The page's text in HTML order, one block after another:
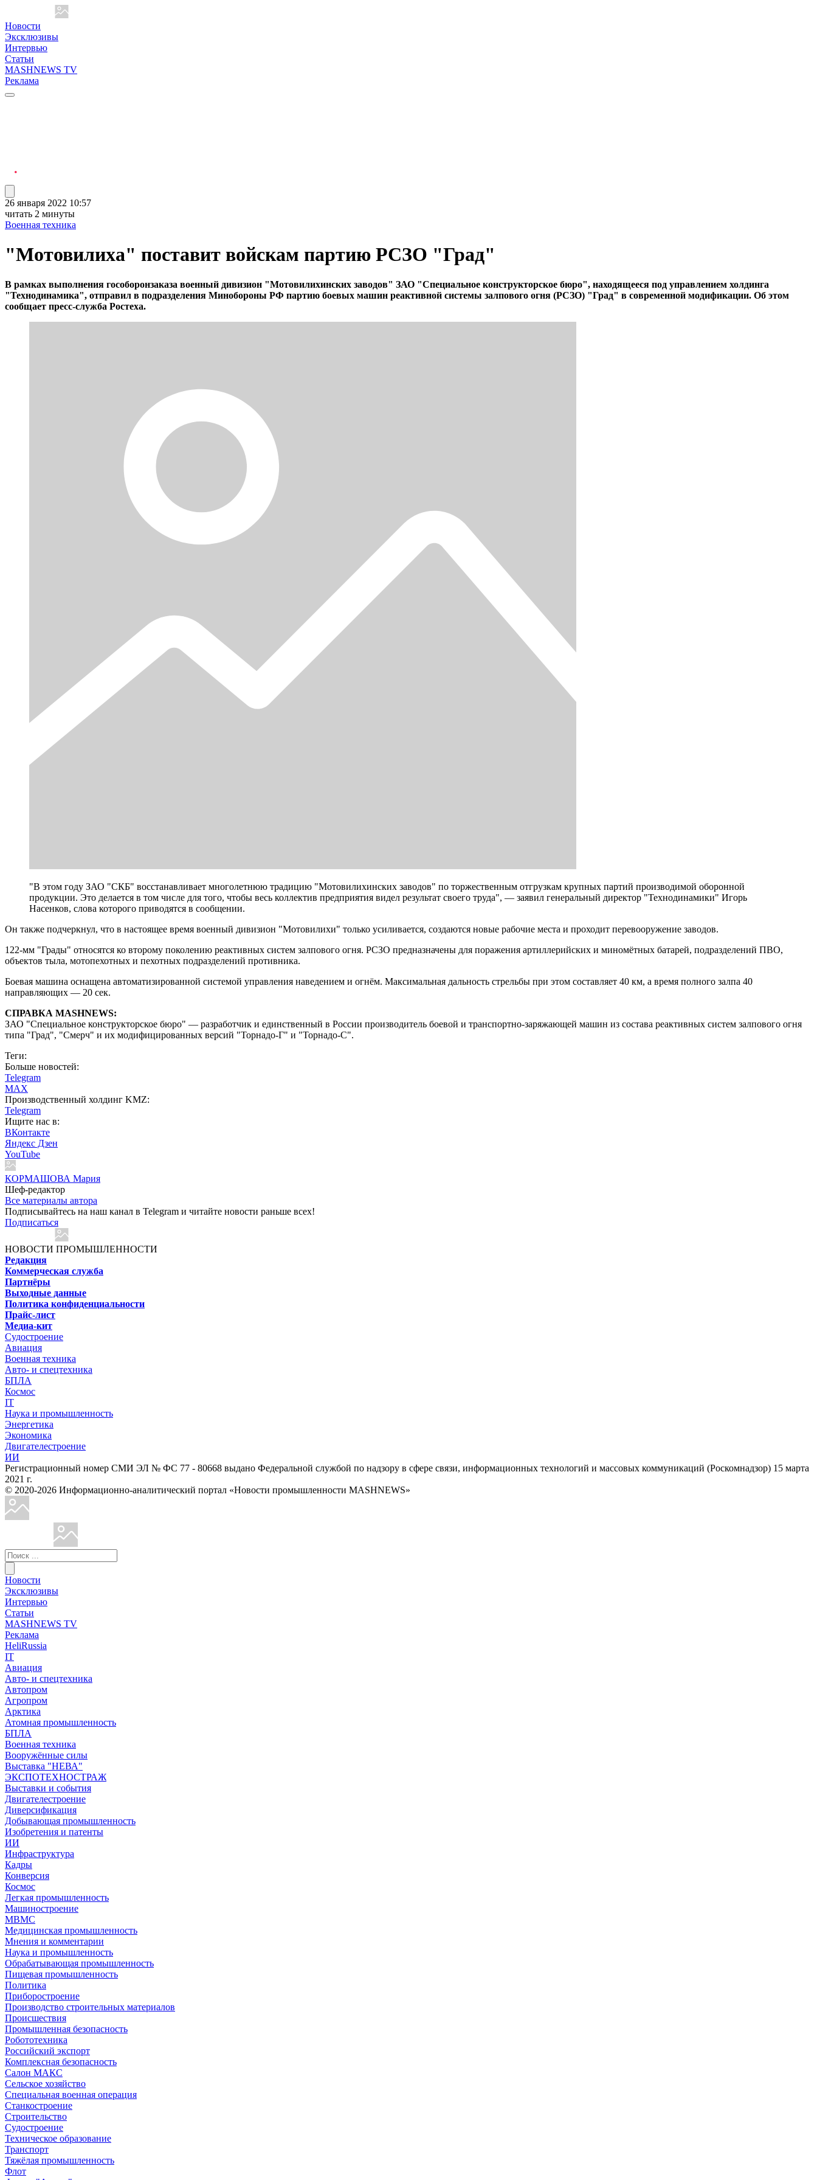
Новости
Эксклюзивы
Интервью
Статьи
MASHNEWS TV
Реклама
26 января 2022 10:57
читать 2 минуты
Военная техника
"Мотовилиха" поставит войскам партию РСЗО "Град"
В рамках выполнения гособоронзаказа военный дивизион "Мотовилихинских заводов" ЗАО "Специальное конструкторское бюро", находящееся под управлением холдинга
"Технодинамика", отправил в подразделения Минобороны РФ партию боевых машин реактивной системы залпового огня (РСЗО) "Град" в современной модификации. Об этом
сообщает пресс-служба Ростеха.
"В этом году ЗАО "СКБ" восстанавливает многолетнюю традицию "Мотовилихинских заводов" по торжественным отгрузкам крупных партий производимой оборонной
продукции. Это делается в том числе для того, чтобы весь коллектив предприятия видел результат своего труда", — заявил генеральный директор "Технодинамики" Игорь
Насенков, слова которого приводятся в сообщении.
Он также подчеркнул, что в настоящее время военный дивизион "Мотовилихи" только усиливается, создаются новые рабочие места и проходит перевооружение заводов.
122-мм "Грады" относятся ко второму поколению реактивных систем залпового огня. РСЗО предназначены для поражения артиллерийских и миномётных батарей, подразделений ПВО,
объектов тыла, мотопехотных и пехотных подразделений противника.
Боевая машина оснащена автоматизированной системой управления наведением и огнём. Максимальная дальность стрельбы при этом составляет 40 км, а время полного залпа 40
направляющих — 20 сек.
СПРАВКА MASHNEWS:
ЗАО "Специальное конструкторское бюро" — разработчик и единственный в России производитель боевой и транспортно-заряжающей машин из состава реактивных систем залпового огня
типа "Град", "Смерч" и их модифицированных версий "Торнадо-Г" и "Торнадо-С".
Теги:
Больше новостей:
Telegram
MAX
Производственный холдинг KMZ:
Telegram
Ищите нас в:
ВКонтакте
Яндекс Дзен
YouTube
КОРМАШОВА Мария
Шеф-редактор
Все материалы автора
Подписывайтесь на наш канал в Telegram и читайте новости раньше всех!
Подписаться
НОВОСТИ ПРОМЫШЛЕННОСТИ
Редакция
Коммерческая служба
Партнёры
Выходные данные
Политика конфиденциальности
Прайс-лист
Медиа-кит
Судостроение
Авиация
Военная техника
Авто- и спецтехника
БПЛА
Космос
IT
Наука и промышленность
Энергетика
Экономика
Двигателестроение
ИИ
Регистрационный номер СМИ ЭЛ № ФС 77 - 80668 выдано Федеральной службой по надзору в сфере связи, информационных технологий и массовых коммуникаций (Роскомнадзор) 15 марта
2021 г.
© 2020-2026 Информационно-аналитический портал «Новости промышленности MASHNEWS»
Новости
Эксклюзивы
Интервью
Статьи
MASHNEWS TV
Реклама
HeliRussia
IT
Авиация
Авто- и спецтехника
Автопром
Агропром
Арктика
Атомная промышленность
БПЛА
Военная техника
Вооружённые силы
Выставка "НЕВА"
ЭКСПОТЕХНОСТРАЖ
Выставки и события
Двигателестроение
Диверсификация
Добывающая промышленность
Изобретения и патенты
ИИ
Инфраструктура
Кадры
Конверсия
Космос
Легкая промышленность
Машиностроение
МВМС
Медицинская промышленность
Мнения и комментарии
Наука и промышленность
Обрабатывающая промышленность
Пищевая промышленность
Политика
Приборостроение
Производство строительных материалов
Происшествия
Промышленная безопасность
Робототехника
Российский экспорт
Комплексная безопасность
Салон МАКС
Сельское хозяйство
Специальная военная операция
Станкостроение
Строительство
Судостроение
Техническое образование
Транспорт
Тяжёлая промышленность
Флот